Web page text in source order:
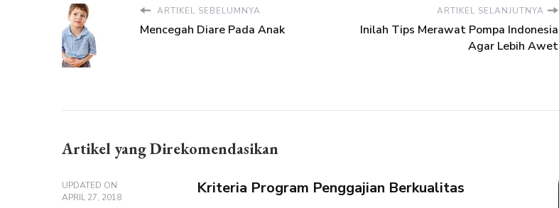
ARTIKEL SEBELUMNYA
Mencegah Diare Pada Anak
ARTIKEL SELANJUTNYA
Inilah Tips Merawat Pompa Indonesia
Agar Lebih Awet
Artikel yang Direkomendasikan
UPDATED ON
APRIL 27, 2018
Kriteria Program Penggajian Berkualitas